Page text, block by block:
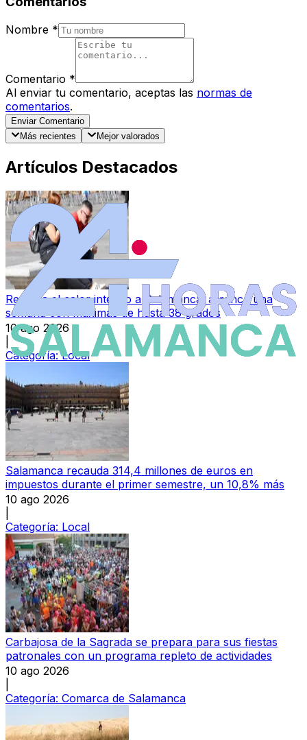
Nombre *
Comentario *
Al enviar tu comentario, aceptas las normas de
comentarios.
Enviar Comentario
Más recientes
Mejor valorados
Artículos Destacados
Regresa el calor intenso a Salamanca: arranca una
semana con máximas de hasta 38 grados
10 ago 2026
Categoría:Local
Salamanca recauda 314,4 millones de euros en
impuestos durante el primer semestre, un 10,8% más
10 ago 2026
Categoría: Local
Carbajosa de la Sagrada se prepara para sus fiestas
patronales con un programa repleto de actividades
10 ago 2026
Categoría: Comarca de Salamanca